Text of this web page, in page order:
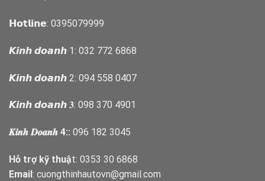
𝗛𝗼𝘁𝗹𝗶𝗻𝗲: 0395079999
𝙆𝙞𝙣𝙝 𝙙𝙤𝙖𝙣𝙝 1: 032 772 6868
𝙆𝙞𝙣𝙝 𝙙𝙤𝙖𝙣𝙝 2: 094 558 0407
𝙆𝙞𝙣𝙝 𝙙𝙤𝙖𝙣𝙝 𝟑: 098 370 4901
𝑲𝒊𝒏𝒉 𝑫𝒐𝒂𝒏𝒉 4:: 096 182 3045
Hỗ trợ kỹ thuật: 0353 30 6868
Email: cuongthinhautovn@gmail.com